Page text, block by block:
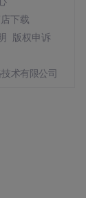
下载
版权申诉
术有限公司